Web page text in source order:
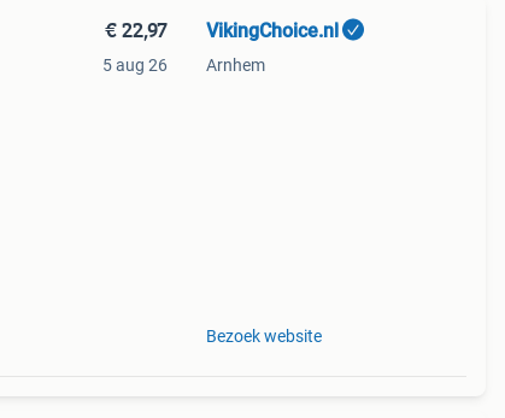
€ 22,97
5 aug 26
VikingChoice.nl
Arnhem
Bezoek website